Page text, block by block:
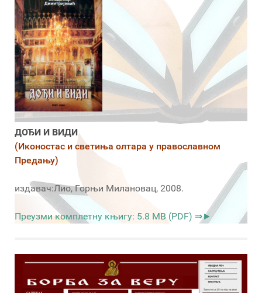
ДОЂИ И ВИДИ
(Иконостас и светиња олтара у православном
Предању)
издавач:Лио, Горњи Милановац, 2008.
Преузми комплетну књигу: 5.8 MB (PDF) ⇒►